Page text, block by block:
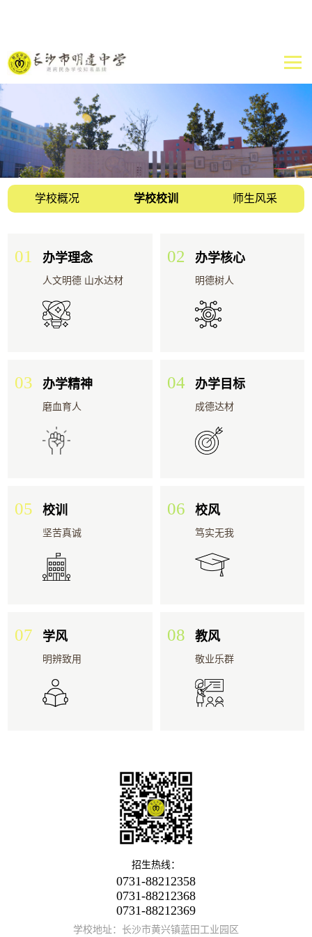
学校概况 学校校训 师生风采
01 办学理念
人文明德 山水达材
02 办学核心
明德树人
03 办学精神
磨血育人
04 办学目标
成德达材
05 校训
坚苦真诚
06 校风
笃实无我
07 学风
明辨致用
08 教风
敬业乐群
招生热线：
0731-88212358
0731-88212368
0731-88212369
学校地址：长沙市黄兴镇蓝田工业园区